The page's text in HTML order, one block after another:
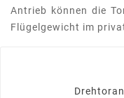
Antrieb können die
Flügelgewicht im